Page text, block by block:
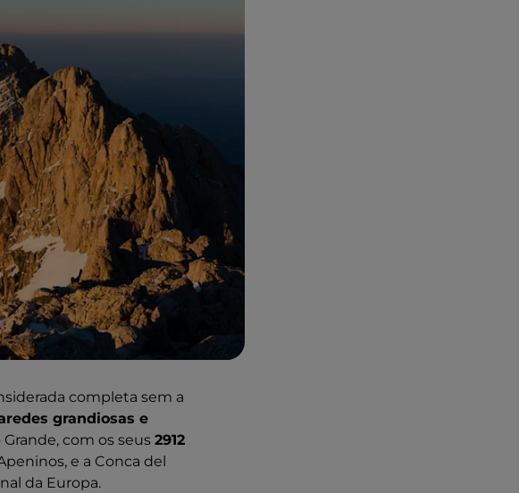
completa sem a
grandiosas e
Grande, com os seus 2912
e a Conca del
da Europa.